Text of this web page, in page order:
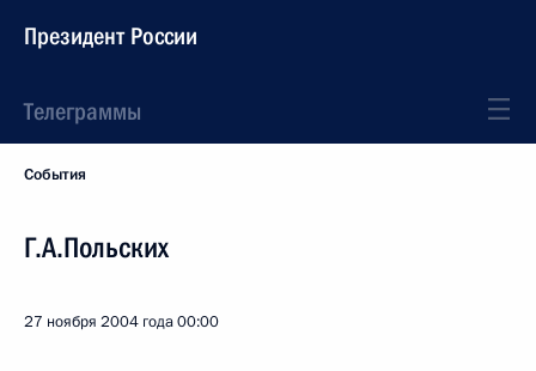
Президент России
Телеграммы
События
Г.А.Польских
27 ноября 2004 года00:00